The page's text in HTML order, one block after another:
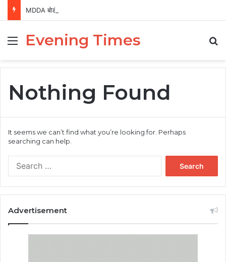
MenuEvening Times
Nothing Found
It seems we can’t find what you’re looking for. Perhaps
searching can help.
Advertisement